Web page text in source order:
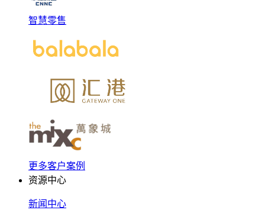
智慧零售
更多客户案例
资源中心
新闻中心